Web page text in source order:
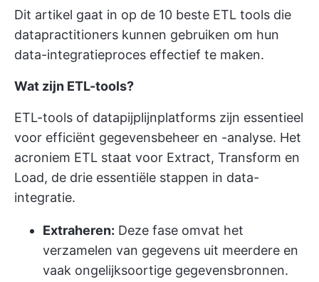
Dit artikel gaat in op de 10 beste ETL tools die
datapractitioners kunnen gebruiken om hun
data-integratieproces effectief te maken.
Wat zijn ETL-tools?
ETL-tools of datapijplijnplatforms zijn essentieel
voor efficiënt gegevensbeheer en -analyse. Het
acroniem ETL staat voor Extract, Transform en
Load, de drie essentiële stappen in data-
integratie.
Extraheren: Deze fase omvat het
verzamelen van gegevens uit meerdere en
vaak ongelijksoortige gegevensbronnen.